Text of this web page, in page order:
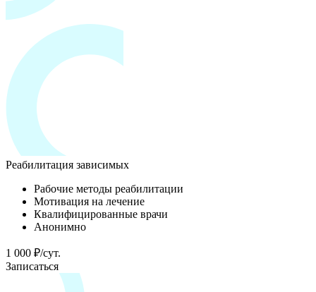
Реабилитация зависимых
Рабочие методы реабилитации
Мотивация на лечение
Квалифицированные врачи
Анонимно
1 000 ₽/сут.
Записаться